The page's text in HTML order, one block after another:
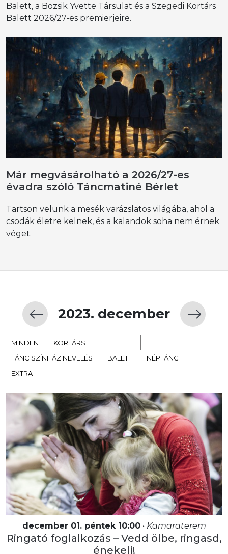
Balett, a Bozsik Yvette Társulat és a Szegedi Kortárs
Balett 2026/27-es premierjeire.
Már megvásárolható a 2026/27-es
évadra szóló Táncmatiné Bérlet
Tartson velünk a mesék varázslatos világába, ahol a
csodák életre kelnek, és a kalandok soha nem érnek
véget.
2023. december
MINDEN KORTÁRS
TÁNC SZÍNHÁZ NEVELÉS
BALETT
NÉPTÁNC
EXTRA
december 01. péntek 10:00• Kamaraterem
Ringató foglalkozás – Vedd ölbe, ringasd,
énekelj!